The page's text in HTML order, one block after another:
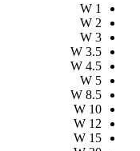
1
W
2
W
3
W
3.5
W
4.5
W
5
W
8.5
W
10
W
12
W
15
W